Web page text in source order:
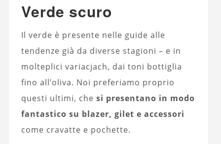
Verde scuro
Il verde è presente nelle guide alle
tendenze già da diverse stagioni – e in
molteplici variacjach, dai toni bottiglia
fino all’oliva. Noi preferiamo proprio
questi ultimi, che si presentano in modo
fantastico su blazer, gilet e accessori
come cravatte e pochette.